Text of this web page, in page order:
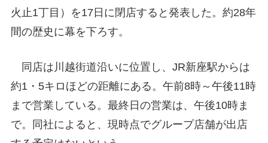
火止1丁目）を17日に閉店すると発表した。約28年
間の歴史に幕を下ろす。
同店は川越街道沿いに位置し、JR新座駅からは
約1・5キロほどの距離にある。午前8時～午後11時
まで営業している。最終日の営業は、午後10時ま
で。同社によると、現時点でグループ店舗が出店